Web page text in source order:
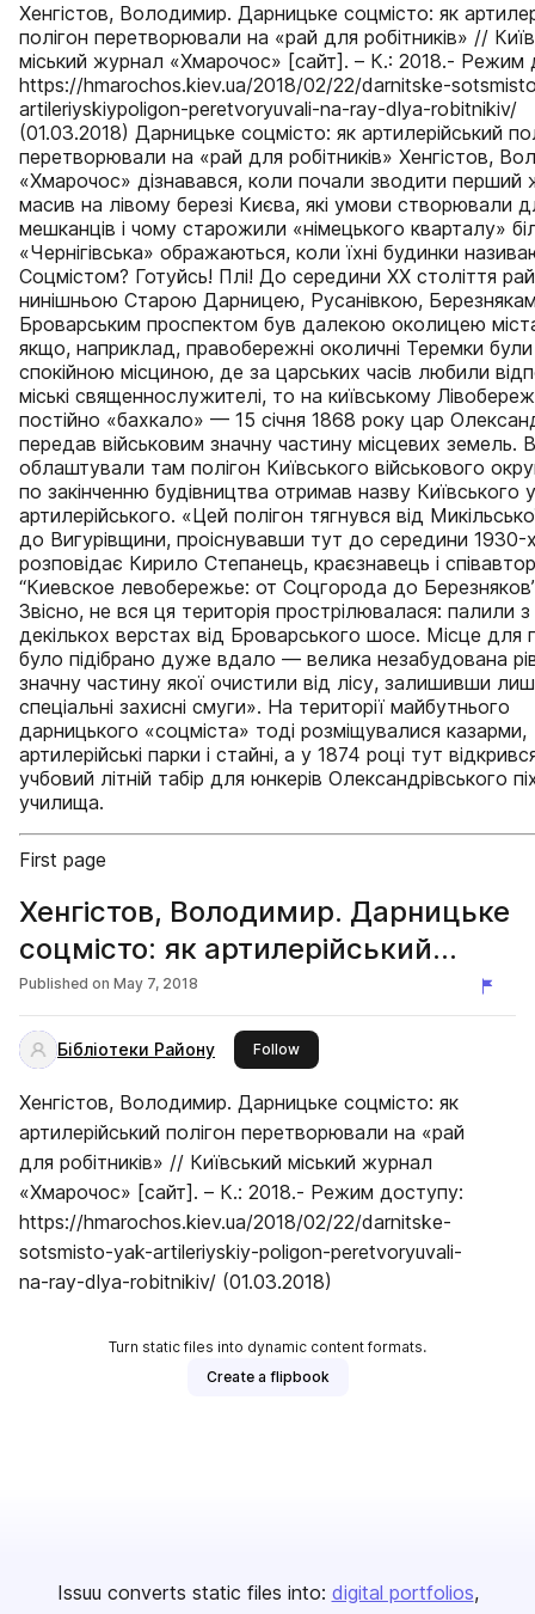
Хенгістов, Володимир. Дарницьке соцмісто: як
полігон перетворювали на «рай для робітників» //
міський журнал «Хмарочос» [сайт]. – К.: 2018.- Режим
https://hmarochos.kiev.ua/2018/02/22/darnitske-
artileriyskiypoligon-peretvoryuvali-na-ray-dlya-robitnikiv/
(01.03.2018) Дарницьке соцмісто: як артилерійський
перетворювали на «рай для робітників» Хенгістов,
«Хмарочос» дізнавався, коли почали зводити перший
масив на лівому березі Києва, які умови створювали
мешканців і чому старожили «німецького кварталу»
«Чернігівська» ображаються, коли їхні будинки
Соцмістом? Готуйсь! Плі! До середини ХХ століття
нинішньою Старою Дарницею, Русанівкою,
Броварським проспектом був далекою околицею
якщо, наприклад, правобережні околичні Теремки були
спокійною місциною, де за царських часів любили
міські священнослужителі, то на київському
постійно «бахкало» — 15 січня 1868 року цар
передав військовим значну частину місцевих земель.
облаштували там полігон Київського військового
по закінченню будівництва отримав назву Київського
артилерійського. «Цей полігон тягнувся від
до Вигурівщини, проіснувавши тут до середини 1930-
розповідає Кирило Степанець, краєзнавець і
“Киевское левобережье: от Соцгорода до
Звісно, не вся ця територія прострілювалася: палили
декількох верстах від Броварського шосе. Місце для
було підібрано дуже вдало — велика незабудована
значну частину якої очистили від лісу, залишивши
спеціальні захисні смуги». На території майбутнього
дарницького «соцміста» тоді розміщувалися казарми,
артилерійські парки і стайні, а у 1874 році тут
учбовий літній табір для юнкерів Олександрівського
училища.
First page
Хенгістов, Володимир. Дарницьке
соцмісто: як артилерійський
полігон перетворювали на «рай
для робітн
Published on May 7, 2018
Бібліотеки Району Followthis publisher
Хенгістов, Володимир. Дарницьке соцмісто: як
артилерійський полігон перетворювали на «рай
для робітників» // Київський міський журнал
«Хмарочос» [сайт]. – К.: 2018.- Режим доступу:
https://hmarochos.kiev.ua/2018/02/22/darnitske-
sotsmisto-yak-artileriyskiy-poligon-peretvoryuvali-
na-ray-dlya-robitnikiv/ (01.03.2018)
Turn static files into dynamic content formats.
Create a flipbook
Issuu converts static files into: digital portfolios